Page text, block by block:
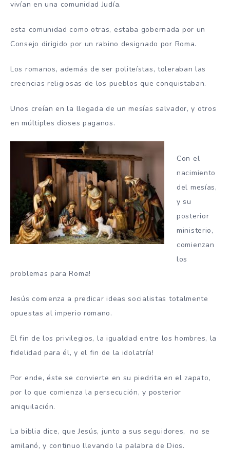
vivían en una comunidad Judía.
esta comunidad como otras, estaba gobernada por un
Consejo dirigido por un rabino designado por Roma.
Los romanos, además de ser politeístas, toleraban las
creencias religiosas de los pueblos que conquistaban.
Unos creían en la llegada de un mesías salvador, y otros
en múltiples dioses paganos.
Con el
nacimiento
del mesías,
y su
posterior
ministerio,
comienzan
los
problemas para Roma!
Jesús comienza a predicar ideas socialistas totalmente
opuestas al imperio romano.
El fin de los privilegios, la igualdad entre los hombres, la
fidelidad para él, y el fin de la idolatría!
Por ende, éste se convierte en su piedrita en el zapato,
por lo que comienza la persecución, y posterior
aniquilación.
La biblia dice, que Jesús, junto a sus seguidores, no se
amilanó, y continuo llevando la palabra de Dios.